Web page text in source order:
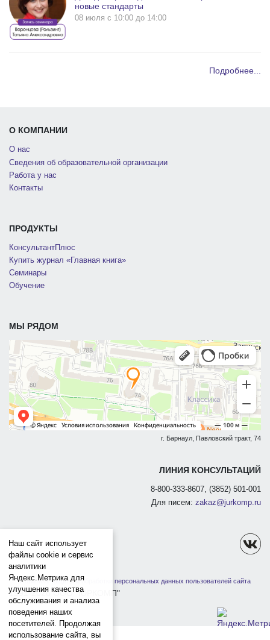
новые стандарты
08 июля c 10:00 до 14:00
Подробнее...
О КОМПАНИИ
О нас
Сведения об образовательной организации
Работа у нас
Контакты
ПРОДУКТЫ
КонсультантПлюс
Купить журнал «Главная книга»
Семинары
Обучение
МЫ РЯДОМ
г. Барнаул, Павловский тракт, 74
ЛИНИЯ КОНСУЛЬТАЦИЙ
8-800-333-8607, (3852) 501-001
Для писем: zakaz@jurkomp.ru
Политика защиты и обработки персональных данных пользователей сайта
1991-2026 ООО "ЮРКОМП"
Наш сайт использует
файлы cookie и сервис
аналитики
Яндекс.Метрика для
улучшения качества
обслуживания и анализа
поведения наших
посетителей. Продолжая
использование сайта, вы